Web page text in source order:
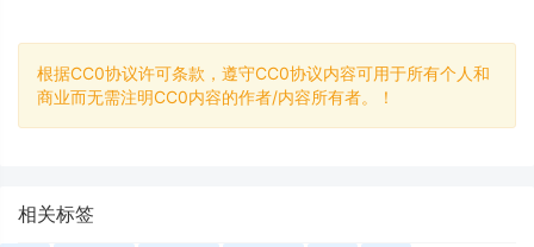
根据CC0协议许可条款，遵守CC0协议内容可用于所有个人和
商业而无需注明CC0内容的作者/内容所有者。！
相关标签